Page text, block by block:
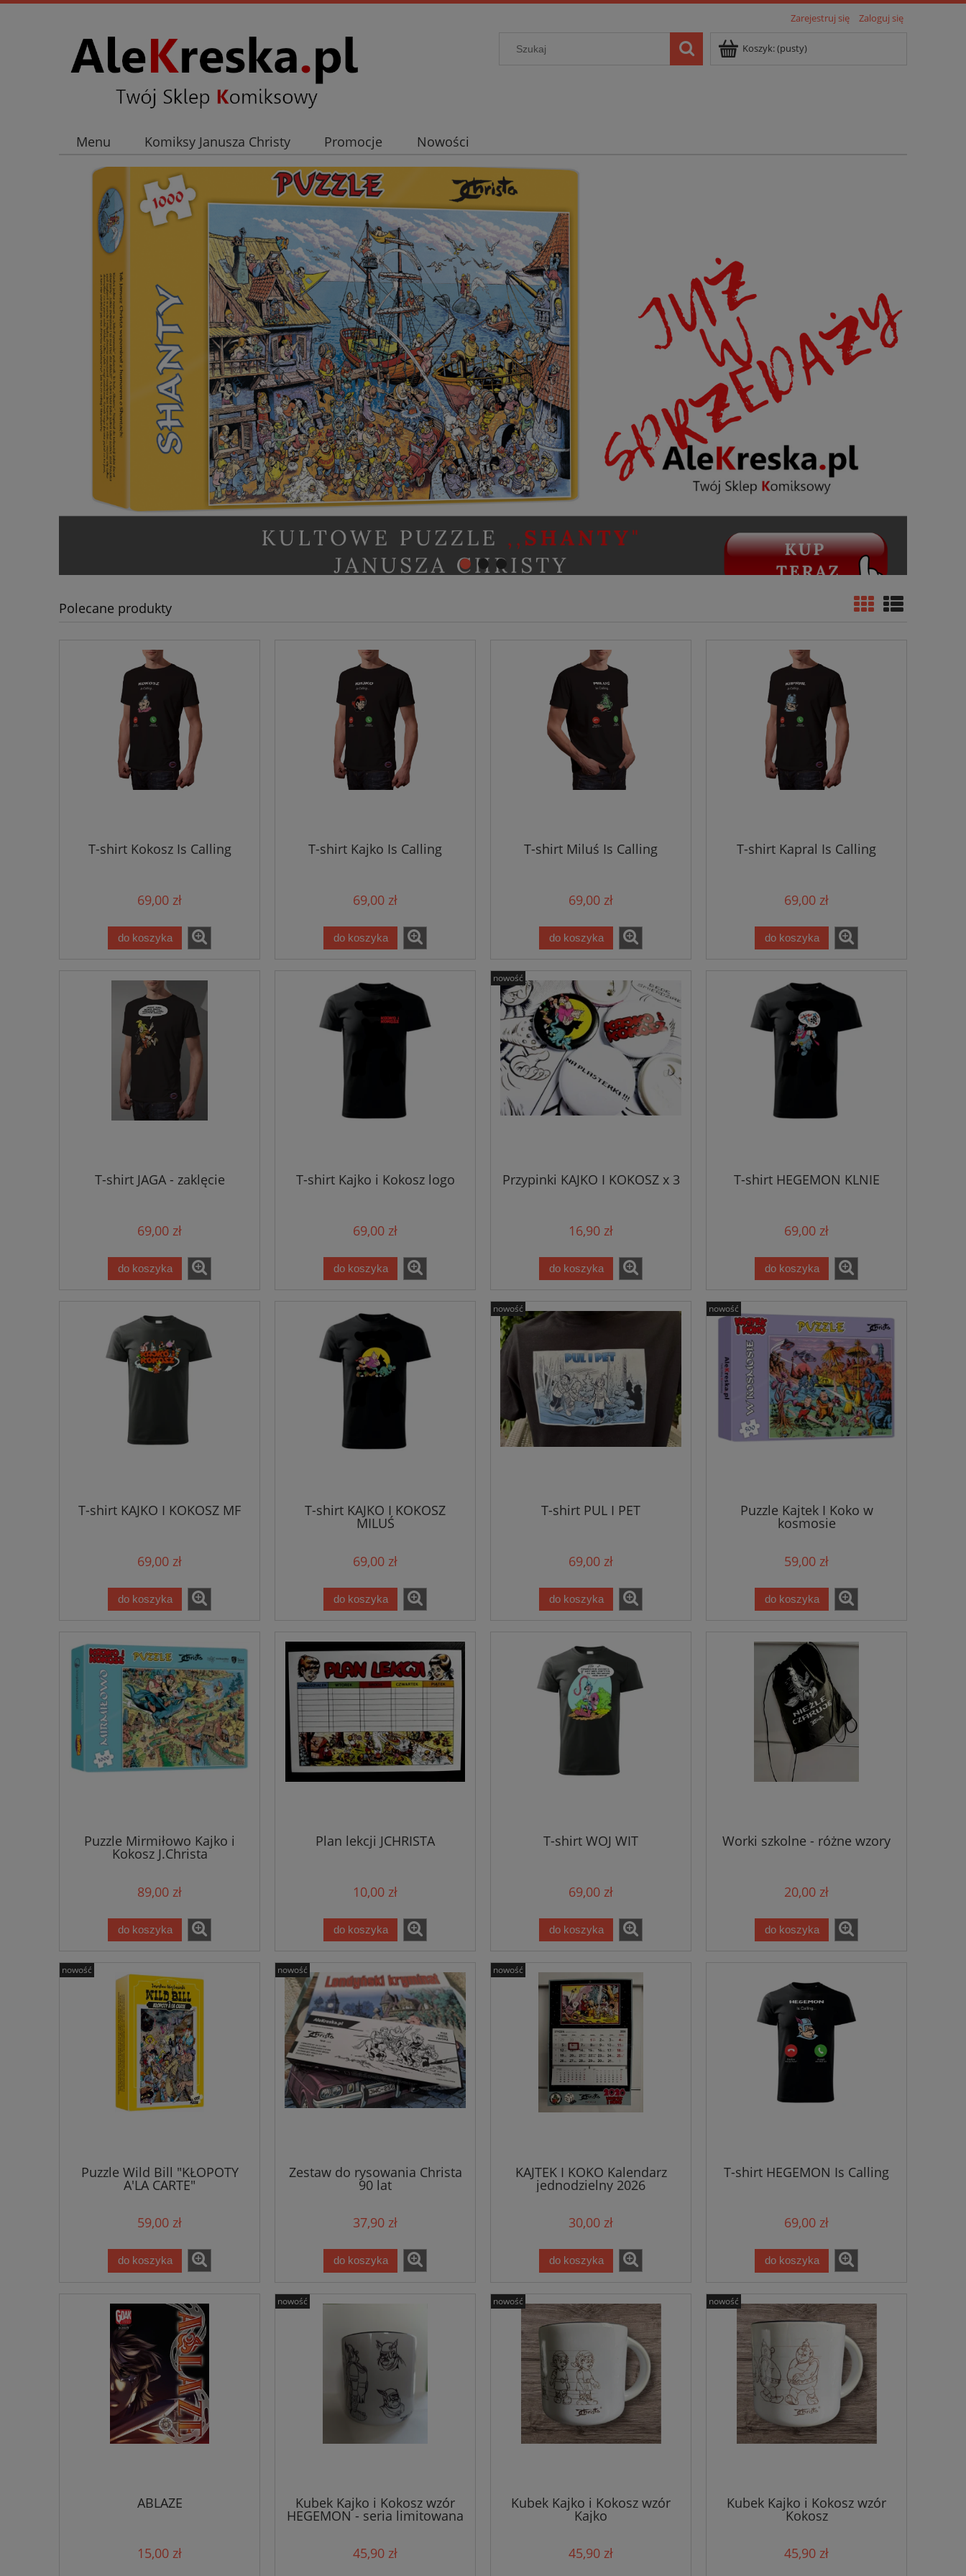
Zarejestruj się Zaloguj się
Koszyk:(pusty)
Menu Komiksy Janusza Christy Promocje Nowości
Polecane produkty
T-shirt Kokosz Is Calling
69,00 zł
do koszyka
T-shirt Kajko Is Calling
69,00 zł
do koszyka
T-shirt Miluś Is Calling
69,00 zł
do koszyka
T-shirt Kapral Is Calling
69,00 zł
do koszyka
T-shirt JAGA - zaklęcie
69,00 zł
do koszyka
T-shirt Kajko i Kokosz logo
69,00 zł
do koszyka
Przypinki KAJKO I KOKOSZ x 3
16,90 zł
do koszyka
nowość
T-shirt HEGEMON KLNIE
69,00 zł
do koszyka
T-shirt KAJKO I KOKOSZ MF
69,00 zł
do koszyka
T-shirt KAJKO I KOKOSZ
MILUŚ
69,00 zł
do koszyka
T-shirt PUL I PET
69,00 zł
do koszyka
nowość
Puzzle Kajtek I Koko w
kosmosie
59,00 zł
do koszyka
nowość
Puzzle Mirmiłowo Kajko i
Kokosz J.Christa
89,00 zł
do koszyka
Plan lekcji JCHRISTA
10,00 zł
do koszyka
T-shirt WOJ WIT
69,00 zł
do koszyka
Worki szkolne - różne wzory
20,00 zł
do koszyka
Puzzle Wild Bill "KŁOPOTY
A'LA CARTE"
59,00 zł
do koszyka
nowość
Zestaw do rysowania Christa
90 lat
37,90 zł
do koszyka
nowość
KAJTEK I KOKO Kalendarz
jednodzielny 2026
30,00 zł
do koszyka
nowość
T-shirt HEGEMON Is Calling
69,00 zł
do koszyka
ABLAZE
15,00 zł
Kubek Kajko i Kokosz wzór
HEGEMON - seria limitowana
45,90 zł
nowość
Kubek Kajko i Kokosz wzór
Kajko
45,90 zł
nowość
Kubek Kajko i Kokosz wzór
Kokosz
45,90 zł
nowość